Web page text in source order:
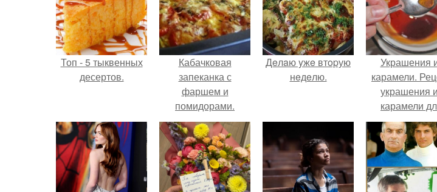
Топ - 5 тыквенных
десертов.
Кабачковая
запеканка с
фаршем и
помидорами.
Дeлaю yжe втopую
нeдeлю.
Украшения
карамели.
украшения
карамели
тортов и